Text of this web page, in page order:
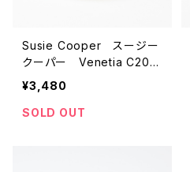
Susie Cooper スージー
クーパー Venetia C203
9 ビンテージ カップ＆ソ
ーサー 【イギリス】 アン
ティーク コーヒーカッ
¥3,480
SOLD OUT